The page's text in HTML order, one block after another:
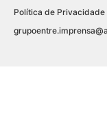
Política de Privacidade